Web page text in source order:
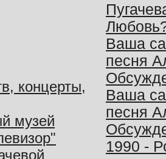
концерты,
музей
Ваша
песня
Ваша
песня
1990 -